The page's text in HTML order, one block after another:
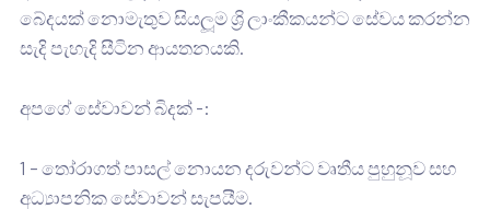
බේදයක් නොමැතුව සියලූම ශ්‍රි ලාංකීකයන්ට සේවය කරන්න
සැදි පැහැදි සීටින ආයතනයකි.
අපගේ සේවාවන් බිදක් -:
1 – තෝරාගත් පාසල් නොයන දරුවන්ට වෘතීය පුහුනූව සහ
අධ්‍යාපනික සේවාවන් සැපයීම.